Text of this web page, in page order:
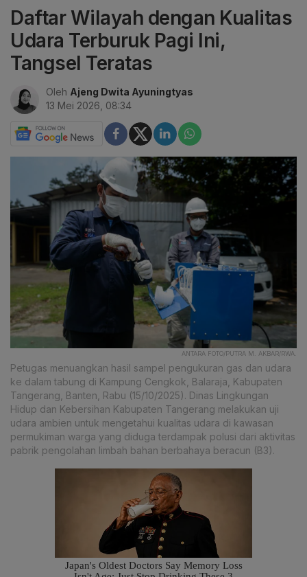
Daftar Wilayah dengan Kualitas
Udara Terburuk Pagi Ini,
Tangsel Teratas
Oleh Ajeng Dwita Ayuningtyas
13 Mei 2026, 08:34
ANTARA FOTO/PUTRA M. AKBAR/RWA.
Petugas menuangkan hasil sampel pengukuran gas dan udara
ke dalam tabung di Kampung Cengkok, Balaraja, Kabupaten
Tangerang, Banten, Rabu (15/10/2025). Dinas Lingkungan
Hidup dan Kebersihan Kabupaten Tangerang melakukan uji
udara ambien untuk mengetahui kualitas udara di kawasan
permukiman warga yang diduga terdampak polusi dari aktivitas
pabrik pengolahan limbah bahan berbahaya beracun (B3).